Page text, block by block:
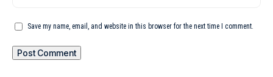
Save my name, email, and website in this browser for the next time I comment.